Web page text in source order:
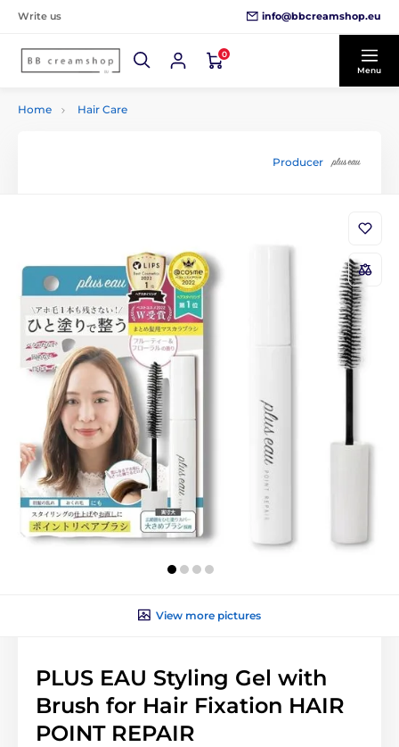
Write us info@bbcreamshop.eu
0
Menu
Home Hair Care
Producer
View more pictures
PLUS EAU Styling Gel with
Brush for Hair Fixation HAIR
POINT REPAIR